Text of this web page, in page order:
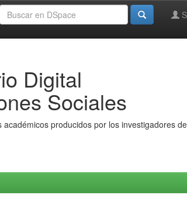
Digital
Sociales
producidos por los investigadores